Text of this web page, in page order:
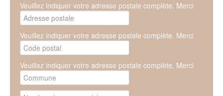
Veuillez indiquer votre adresse postale complète. Merci
Veuillez indiquer votre adresse postale complète. Merci
Veuillez indiquer votre adresse postale complète. Merci